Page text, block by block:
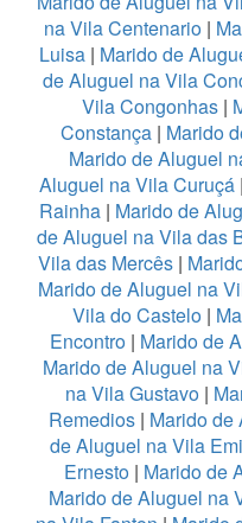
na Vila Centenario|
Luisa | Marido de
de Aluguel na Vila
Vila Congonhas|
Constança| Marido
Marido de Aluguel
Aluguel na Vila Curuçá |
Rainha | Marido de
de Aluguel na Vila das
Vila das Mercês |
Marido de Aluguel na
Vila do Castelo|
Encontro| Marido de
Marido de Aluguel na
na Vila Gustavo|
Remedios| Marido de
de Aluguel na Vila
Ernesto | Marido de
Marido de Aluguel na